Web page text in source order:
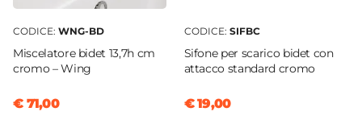
CODICE: WNG-BD
Miscelatore bidet 13,7h cm
cromo – Wing
€ 71,00
CODICE: SIFBC
Sifone per scarico bidet con
attacco standard cromo
€ 19,00